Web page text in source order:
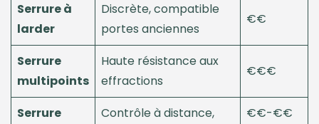
Serrure à
larder
Discrète, compatible
portes anciennes
€€
Serrure
multipoints
Haute résistance aux
effractions
€€€
Serrure
Contrôle à distance,
€€-€€